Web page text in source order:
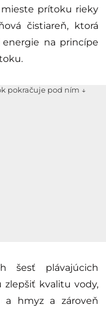
prítoku rieky
čistiareň, ktorá
na princípe
pokračuje pod ním ↓
šesť plávajúcich
zlepšiť kvalitu vody,
hmyz a zároveň